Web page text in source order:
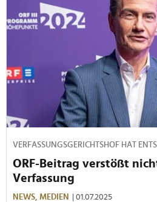
VERFASSUNGSGERICHTSHOF HAT
ORF-Beitrag verstößt
Verfassung
NEWS, MEDIEN | 01.07.2025